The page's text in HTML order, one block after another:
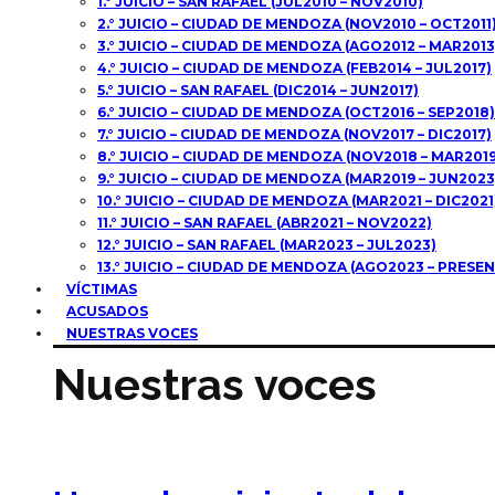
2.° JUICIO – CIUDAD DE MENDOZA (NOV2010 – OCT2011)
3.° JUICIO – CIUDAD DE MENDOZA (AGO2012 –
4.° JUICIO – CIUDAD DE MENDOZA (FEB2014 – JUL2017)
5.° JUICIO – SAN RAFAEL (DIC2014 – JUN2017)
6.° JUICIO – CIUDAD DE MENDOZA (OCT2016 – SEP2018)
7.° JUICIO – CIUDAD DE MENDOZA (NOV2017 – DIC2017)
8.° JUICIO – CIUDAD DE MENDOZA (NOV2018 –
9.° JUICIO – CIUDAD DE MENDOZA (MAR2019 –
10.° JUICIO – CIUDAD DE MENDOZA (MAR2021 –
11.° JUICIO – SAN RAFAEL (ABR2021 – NOV2022)
12.° JUICIO – SAN RAFAEL (MAR2023 – JUL2023)
13.° JUICIO – CIUDAD DE MENDOZA (AGO2023 –
VÍCTIMAS
ACUSADOS
NUESTRAS VOCES
Nuestras voces